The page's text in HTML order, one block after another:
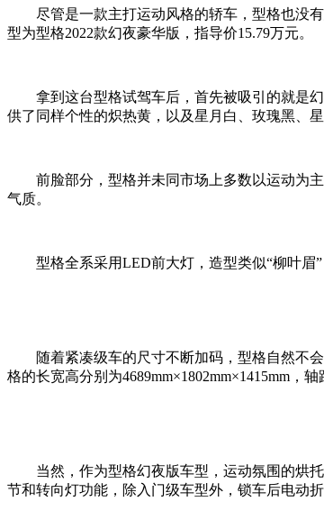
尽管是一款主打运动风格的轿车，型格也没
型为型格2022款幻夜豪华版，指导价15.79万元。
拿到这台型格试驾车后，首先被吸引的就是
供了同样个性的炽热黄，以及星月白、玫瑰黑、星
前脸部分，型格并未同市场上多数以运动为
气质。
型格全系采用LED前大灯，造型类似“柳叶眉
随着紧凑级车的尺寸不断加码，型格自然不
格的长宽高分别为4689mm×1802mm×1415mm，轴
当然，作为型格幻夜版车型，运动氛围的烘
节和转向灯功能，除入门级车型外，锁车后电动